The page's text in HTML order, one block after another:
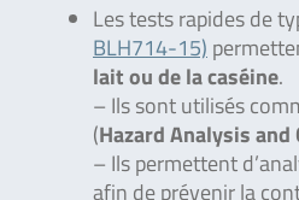
Les tests rapides de
BLH714-15)
lait ou de la caséine.
– Ils sont utilisés
(Hazard Analysis
– Ils permettent
afin de prévenir la